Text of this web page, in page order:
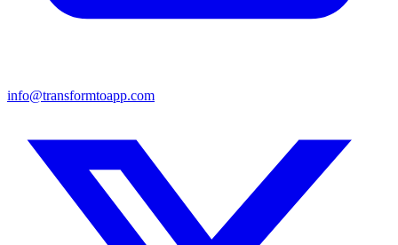
info@transformtoapp.com